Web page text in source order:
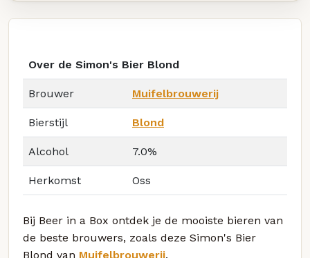
Over de Simon's Bier Blond
Brouwer Muifelbrouwerij
Bierstijl Blond
Alcohol 7.0%
Herkomst Oss
Bij Beer in a Box ontdek je de mooiste bieren van
de beste brouwers, zoals deze Simon's Bier
Blond van Muifelbrouwerij.